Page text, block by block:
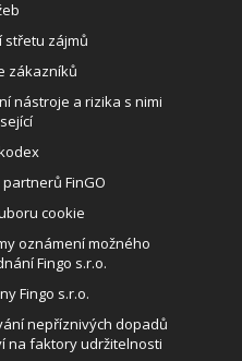
střetu zájmů
zákazníků
nástroje a rizika s nimi
FinGO
cookie
oznámení možného
Fingo s.r.o.
Fingo s.r.o.
nepříznivých dopadů
na faktory udržitelnosti